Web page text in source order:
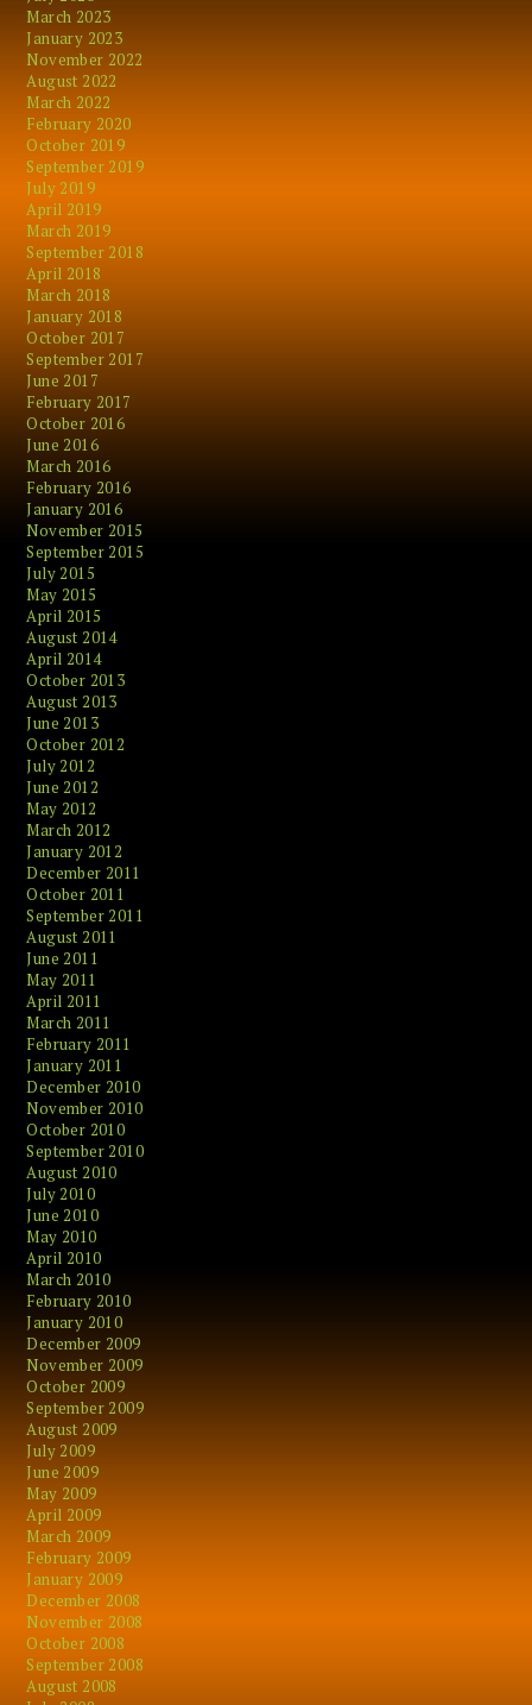
March 2023
January 2023
November 2022
August 2022
March 2022
February 2020
October 2019
September 2019
July 2019
April 2019
March 2019
September 2018
April 2018
March 2018
January 2018
October 2017
September 2017
June 2017
February 2017
October 2016
June 2016
March 2016
February 2016
January 2016
November 2015
September 2015
July 2015
May 2015
April 2015
August 2014
April 2014
October 2013
August 2013
June 2013
October 2012
July 2012
June 2012
May 2012
March 2012
January 2012
December 2011
October 2011
September 2011
August 2011
June 2011
May 2011
April 2011
March 2011
February 2011
January 2011
December 2010
November 2010
October 2010
September 2010
August 2010
July 2010
June 2010
May 2010
April 2010
March 2010
February 2010
January 2010
December 2009
November 2009
October 2009
September 2009
August 2009
July 2009
June 2009
May 2009
April 2009
March 2009
February 2009
January 2009
December 2008
November 2008
October 2008
September 2008
August 2008